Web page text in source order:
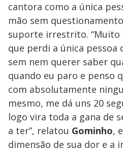
cantora como a única
mão sem
suporte irrestrito. “Muito
que perdi a única pessoa
sem nem querer saber
quando eu paro e penso
com absolutamente
mesmo, me dá uns 20
logo vira toda a gana de
a ter”, relatou Gominho,
dimensão de sua dor e a